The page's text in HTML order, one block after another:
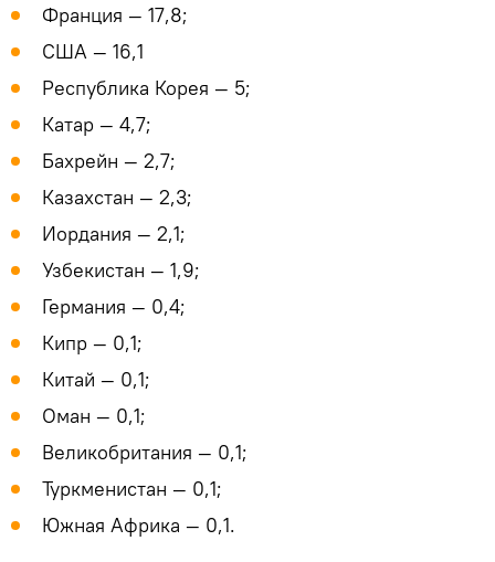
Франция — 17,8;
США — 16,1
Республика Корея — 5;
Катар — 4,7;
Бахрейн — 2,7;
Казахстан — 2,3;
Иордания — 2,1;
Узбекистан — 1,9;
Германия — 0,4;
Кипр — 0,1;
Китай — 0,1;
Оман — 0,1;
Великобритания — 0,1;
Туркменистан — 0,1;
Южная Африка — 0,1.